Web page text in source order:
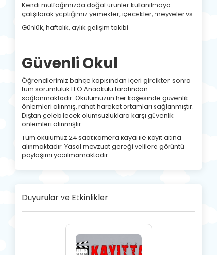
Kendi mutfağımızda doğal ürünler kullanılmaya
çalışılarak yaptığımız yemekler, içecekler, meyveler vs.
Günlük, haftalık, aylık gelişim takibi
Güvenli Okul
Öğrencilerimiz bahçe kapısından içeri girdikten sonra
tüm sorumluluk LEO Anaokulu​ tarafından
sağlanmaktadır. Okulumuzun her köşesinde güvenlik
önlemleri alınmış, rahat hareket ortamları sağlanmıştır.
Dıştan gelebilecek olumsuzluklara karşı güvenlik
önlemleri alınmıştır.​
Tüm okulumuz 24 saat kamera kaydı ile kayıt altına
alınmaktadır. Yasal mevzuat gereği velilere görüntü
paylaşımı yapılmamaktadır.
Duyurular ve Etkinlikler